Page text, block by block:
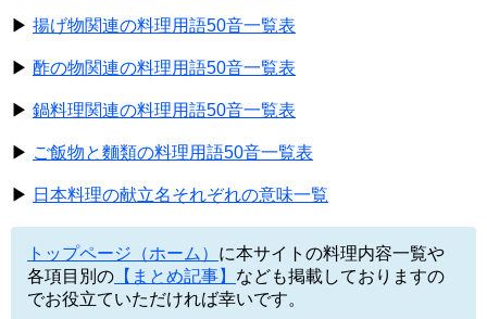
▶ 揚げ物関連の料理用語50音一覧表
▶ 酢の物関連の料理用語50音一覧表
▶ 鍋料理関連の料理用語50音一覧表
▶ ご飯物と麵類の料理用語50音一覧表
▶ 日本料理の献立名それぞれの意味一覧
トップページ（ホーム） に本サイトの料理内容一覧や
各項目別の 【まとめ記事】 なども掲載しておりますの
でお役立ていただければ幸いです。